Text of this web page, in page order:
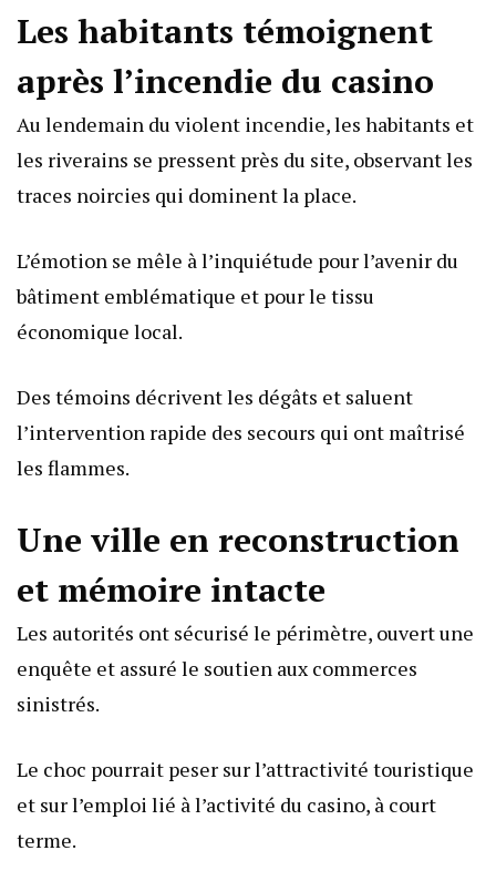
Les habitants témoignent
après l’incendie du casino
Au lendemain du violent incendie, les habitants et
les riverains se pressent près du site, observant les
traces noircies qui dominent la place.
L’émotion se mêle à l’inquiétude pour l’avenir du
bâtiment emblématique et pour le tissu
économique local.
Des témoins décrivent les dégâts et saluent
l’intervention rapide des secours qui ont maîtrisé
les flammes.
Une ville en reconstruction
et mémoire intacte
Les autorités ont sécurisé le périmètre, ouvert une
enquête et assuré le soutien aux commerces
sinistrés.
Le choc pourrait peser sur l’attractivité touristique
et sur l’emploi lié à l’activité du casino, à court
terme.